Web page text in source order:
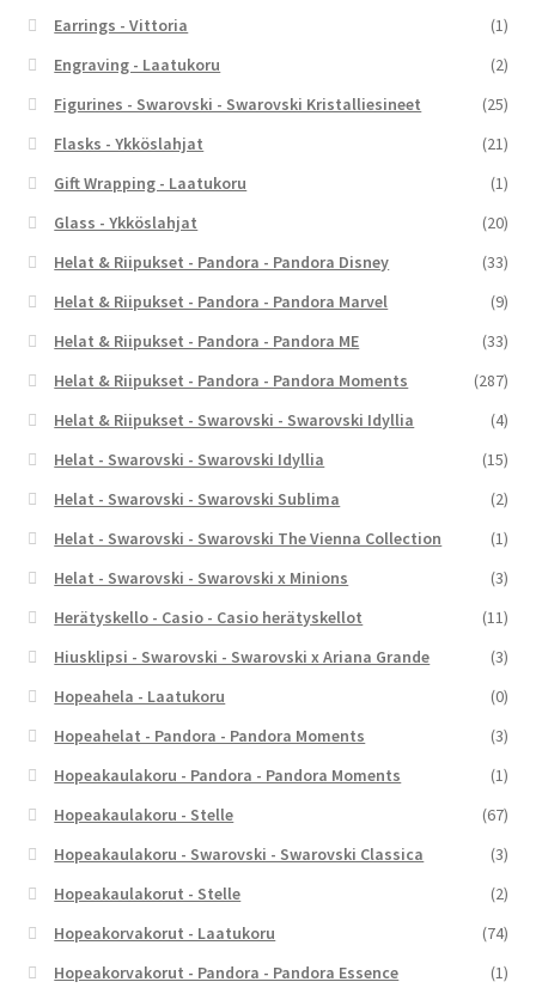
Earrings - Vittoria
(1)
Engraving - Laatukoru
(2)
Figurines - Swarovski - Swarovski Kristalliesineet
(25)
Flasks - Ykköslahjat
(21)
Gift Wrapping - Laatukoru
(1)
Glass - Ykköslahjat
(20)
Helat & Riipukset - Pandora - Pandora Disney
(33)
Helat & Riipukset - Pandora - Pandora Marvel
(9)
Helat & Riipukset - Pandora - Pandora ME
(33)
Helat & Riipukset - Pandora - Pandora Moments
(287)
Helat & Riipukset - Swarovski - Swarovski Idyllia
(4)
Helat - Swarovski - Swarovski Idyllia
(15)
Helat - Swarovski - Swarovski Sublima
(2)
Helat - Swarovski - Swarovski The Vienna Collection
(1)
Helat - Swarovski - Swarovski x Minions
(3)
Herätyskello - Casio - Casio herätyskellot
(11)
Hiusklipsi - Swarovski - Swarovski x Ariana Grande
(3)
Hopeahela - Laatukoru
(0)
Hopeahelat - Pandora - Pandora Moments
(3)
Hopeakaulakoru - Pandora - Pandora Moments
(1)
Hopeakaulakoru - Stelle
(67)
Hopeakaulakoru - Swarovski - Swarovski Classica
(3)
Hopeakaulakorut - Stelle
(2)
Hopeakorvakorut - Laatukoru
(74)
Hopeakorvakorut - Pandora - Pandora Essence
(1)